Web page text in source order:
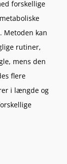
forskellige
Metoden kan
rutiner,
mens den
flere
i længde og